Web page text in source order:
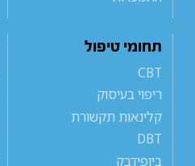
תחומי טיפול
CBT
ריפוי בעיסוק
קלינאות תקשורת
DBT
ביופידבק